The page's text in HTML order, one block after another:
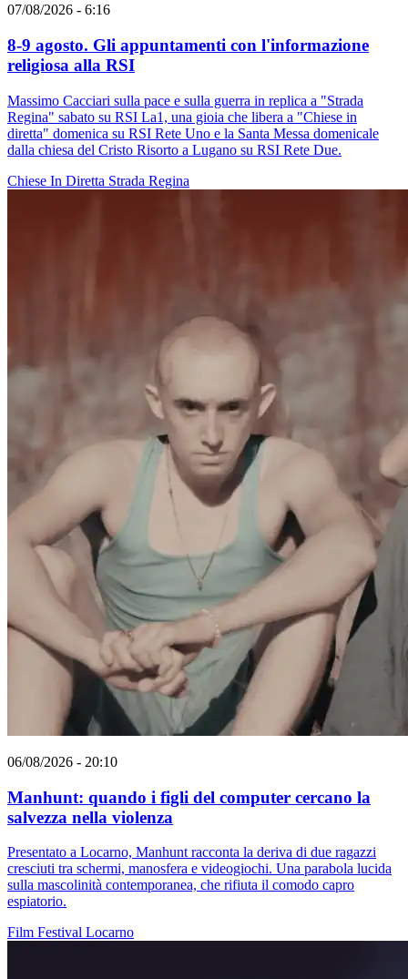
07/08/2026 - 6:16
8-9 agosto. Gli appuntamenti con l'informazione
religiosa alla RSI
Massimo Cacciari sulla pace e sulla guerra in replica a "Strada
Regina" sabato su RSI La1, una gioia che libera a "Chiese in
diretta" domenica su RSI Rete Uno e la Santa Messa domenicale
dalla chiesa del Cristo Risorto a Lugano su RSI Rete Due.
Chiese In Diretta Strada Regina
06/08/2026 - 20:10
Manhunt: quando i figli del computer cercano la
salvezza nella violenza
Presentato a Locarno, Manhunt racconta la deriva di due ragazzi
cresciuti tra schermi, manosfera e videogiochi. Una parabola lucida
sulla mascolinità contemporanea, che rifiuta il comodo capro
espiatorio.
Film Festival Locarno